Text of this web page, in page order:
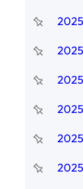
2025
2025